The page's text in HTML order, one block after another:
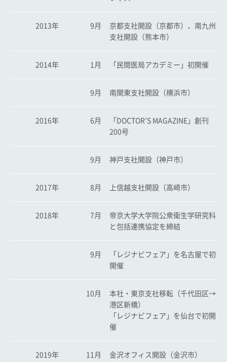
2013年 9月
京都支社開設（京都市）、南九州
支社開設（熊本市）
2014年 1月 「民間医局アカデミー」初開催
9月 南関東支社開設（横浜市）
2016年 6月
「DOCTOR’S MAGAZINE」創刊
200号
9月 神戸支社開設（神戸市）
2017年 8月 上信越支社開設（高崎市）
2018年 7月
帝京大学大学院公衆衛生学研究科
と包括連携協定を締結
9月
「レジナビフェア」を名古屋で初
開催
10月
本社・東京支社移転（千代田区→
港区新橋）
「レジナビフェア」を仙台で初開
催
2019年 11月
金沢オフィス開設（金沢市）